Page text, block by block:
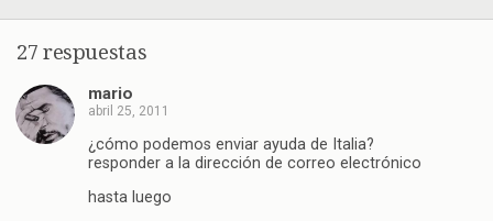
27 respuestas
mario
abril 25, 2011
¿cómo podemos enviar ayuda de Italia?
responder a la dirección de correo electrónico
hasta luego